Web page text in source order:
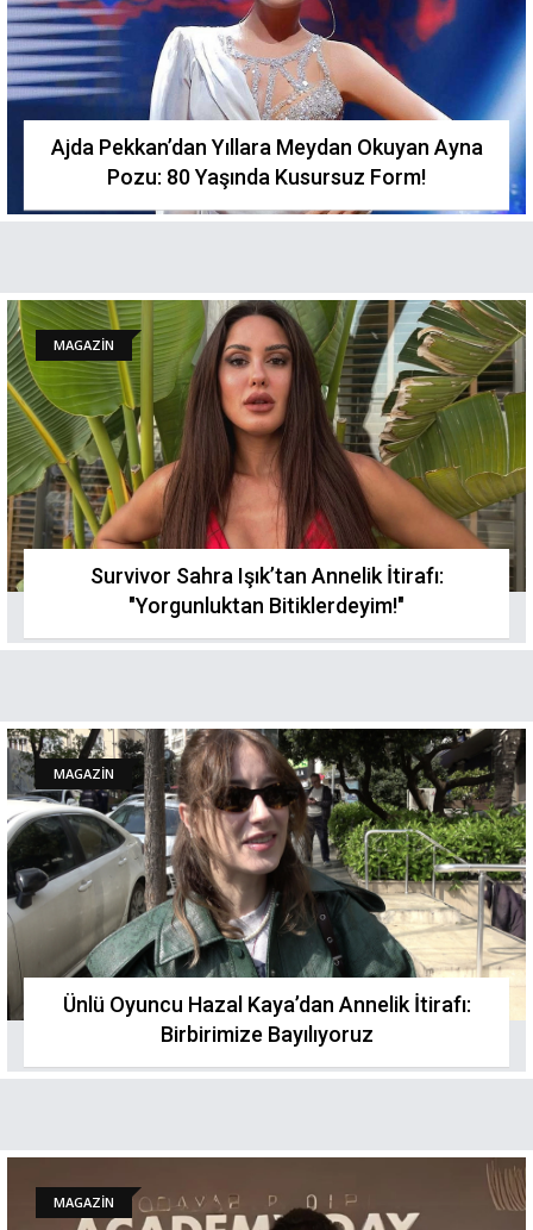
Ajda Pekkan’dan Yıllara Meydan Okuyan Ayna
Pozu: 80 Yaşında Kusursuz Form!
MAGAZİN
Survivor Sahra Işık’tan Annelik İtirafı:
"Yorgunluktan Bitiklerdeyim!"
MAGAZİN
Ünlü Oyuncu Hazal Kaya’dan Annelik İtirafı:
Birbirimize Bayılıyoruz
MAGAZİN